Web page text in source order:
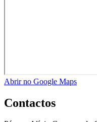
Abrir no Google Maps
Contactos